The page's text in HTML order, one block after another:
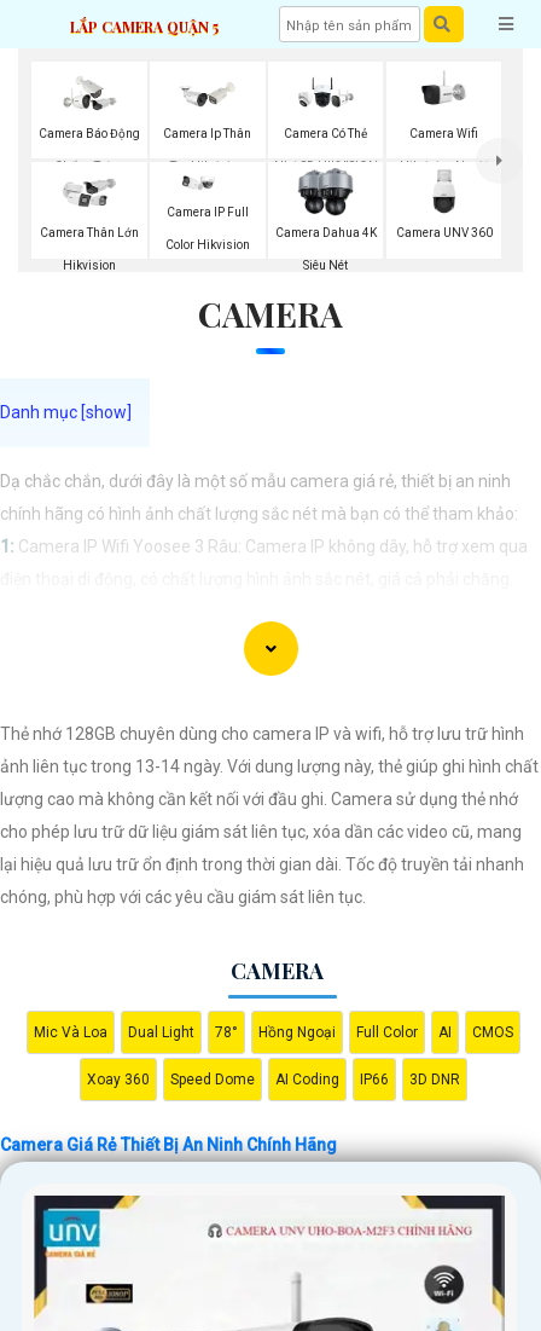
LẮP CAMERA QUẬN 5
Camera Báo Động
Chống Trộm
Hikvision
Camera Ip Thân
Trụ Hikvision
Camera Có Thẻ
Nhớ SD HIKVISION
Camera Wifi
Hikvision Ngoài
Trời
Camera Thân Lớn
Hikvision
Camera IP Full
Color Hikvision
Camera Dahua 4K
Siêu Nét
Camera UNV 360
CAMERA
Dạ chắc chắn, dưới đây là một số mẫu camera giá rẻ, thiết bị an ninh
chính hãng có hình ảnh chất lượng sắc nét mà bạn có thể tham khảo:
1: Camera IP Wifi Yoosee 3 Râu: Camera IP không dây, hỗ trợ xem qua
Full HD, hỗ trợ xoay 360 độ, phù hợp cho việc lắp đặt trong nhà hoặc
chất lượng 1MP, có khả năng quan sát ban đêm tốt, sắc nét.
🔖4:Camera Dahua HAC-HDBW1200RP-Z: Camera dome chất lượng
2MP, hỗ trợ các tính năng như chống ngược sáng, chống nước.
Nhớ kiểm tra kỹ thông số kỹ thuật cũng như nguồn gốc xuất xứ của sản
phẩm trước khi mua nhé để Hoàn toàn tin cậylà sản phẩm chính hãng
và đáng tin cậy.
Thẻ nhớ 128GB chuyên dùng cho camera IP và wifi, hỗ trợ lưu trữ hình
ảnh liên tục trong 13-14 ngày. Với dung lượng này, thẻ giúp ghi hình chất
lượng cao mà không cần kết nối với đầu ghi. Camera sử dụng thẻ nhớ
cho phép lưu trữ dữ liệu giám sát liên tục, xóa dần các video cũ, mang
lại hiệu quả lưu trữ ổn định trong thời gian dài. Tốc độ truyền tải nhanh
chóng, phù hợp với các yêu cầu giám sát liên tục.
CAMERA
Mic Và Loa Dual Light 78° Hồng Ngoại Full Color AI CMOS
Xoay 360 Speed Dome AI Coding IP66 3D DNR
Camera Giá Rẻ Thiết Bị An Ninh Chính Hãng